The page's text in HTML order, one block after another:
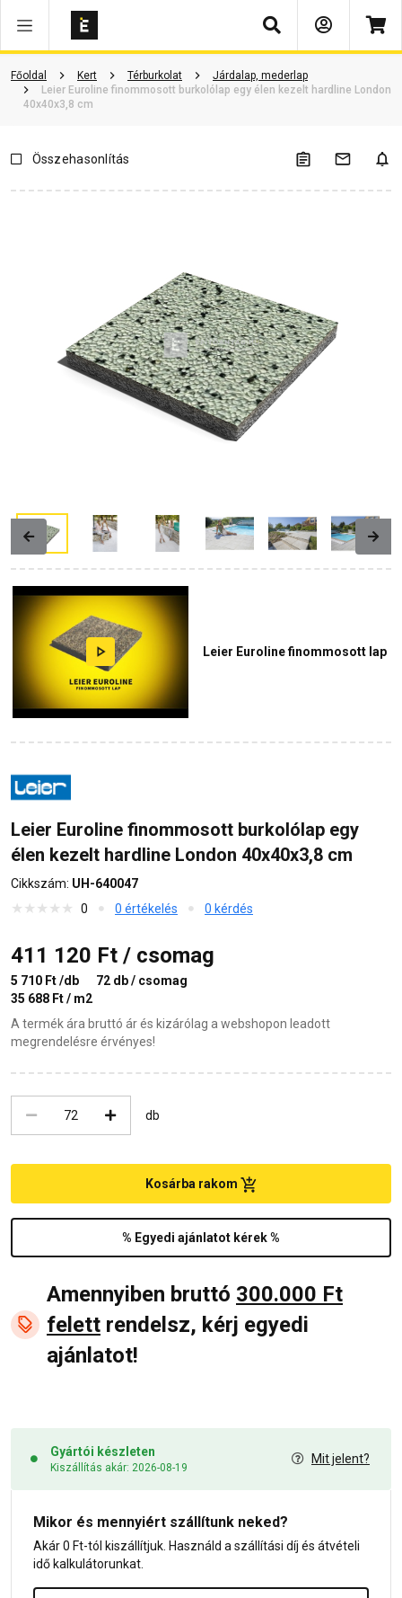
Keresés
Főoldal Kert Térburkolat
Járdalap, mederlap
Leier Euroline finommosott burkolólap egy élen kezelt hardline London
40x40x3,8 cm
Vásárlói vélemények Kérdések és válaszok Kapcsolódó cikkek
Previous Next
Leier Euroline finommosott lap
Összehasonlítás
Leier Euroline finommosott burkolólap egy
élen kezelt hardline London 40x40x3,8 cm
Cikkszám: UH-640047
0
0 értékelés 0 kérdés
411 120 Ft / csomag
5 710 Ft /db
72 db / csomag
35 688 Ft / m2
A termék ára bruttó ár és kizárólag a webshopon leadott
megrendelésre érvényes!
db
% Egyedi ajánlatot kérek %
Kosárba rakom
Amennyiben bruttó 300.000 Ft
felett rendelsz, kérj egyedi
ajánlatot!
Gyártói készleten
Kiszállítás akár: 2026-08-19
Mit jelent?
Mikor és mennyiért szállítunk neked?
Akár 0 Ft-tól kiszállítjuk. Használd a szállítási díj és átvételi
idő kalkulátorunkat.